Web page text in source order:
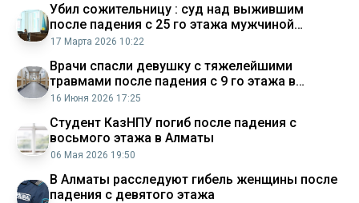
Убил сожительницу : суд над выжившим
после падения с 25 го этажа мужчиной
начался в Астане
17 Марта 2026 10:22
Врачи спасли девушку с тяжелейшими
травмами после падения с 9 го этажа в
Алматы
16 Июня 2026 17:25
Студент КазНПУ погиб после падения с
восьмого этажа в Алматы
06 Мая 2026 19:50
В Алматы расследуют гибель женщины после
падения с девятого этажа